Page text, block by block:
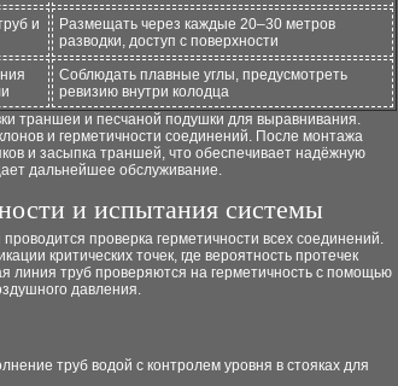
и
Размещать через каждые 20–30 метров
разводки, доступ с поверхности
Соблюдать плавные углы, предусмотреть
ревизию внутри колодца
траншеи и песчаной подушки для выравнивания.
и герметичности соединений. После монтажа
и засыпка траншей, что обеспечивает надёжную
дальнейшее обслуживание.
и испытания системы
проверка герметичности всех соединений.
критических точек, где вероятность протечек
линия труб проверяются на герметичность с помощью
давления.
труб водой с контролем уровня в стояках для